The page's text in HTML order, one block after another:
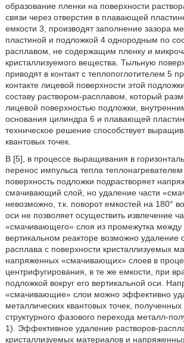
образование пленки на поверхности
связи через отверстия в плавающей
емкости 3, производят заполнение зазора
пластиной и подложкой 4 однородным по
расплавом, не содержащим пленку и
кристаллизуемого вещества. Тыльную
приводят в контакт с теплопоглотителем 5
контакте лицевой поверхности этой
составу раствором-расплавом, который
лицевой поверхностью подложки,
основания цилиндра 6 и плавающей
техническое решение способствует
квантовых точек.
В [5], в процессе выращивания в
перенос импульса тепла
поверхность подложки подрастворяет
смачивающий слой, но удаление части
невозможно, т.к. поворот емкостей на 180°
оси не позволяет осуществить извлечение
«смачивающего» слоя из промежутка
вертикальном реакторе возможно удаление
расплава с поверхности кристаллизуемых
напряженных «смачивающих» слоев в
центрифугирования, в те же емкости, при
подложкой вокруг его вертикальной оси.
«смачивающие» слои можно эффективно
металлических квантовых точек,
структурного фазового перехода металл-
1). Эффективное удаление растворов-
кристаллизуемых материалов и